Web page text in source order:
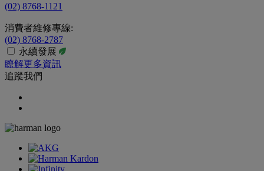
(02) 8768-1121
消費者維修專線:
(02) 8768-2787
永續發展
瞭解更多資訊
追蹤我們